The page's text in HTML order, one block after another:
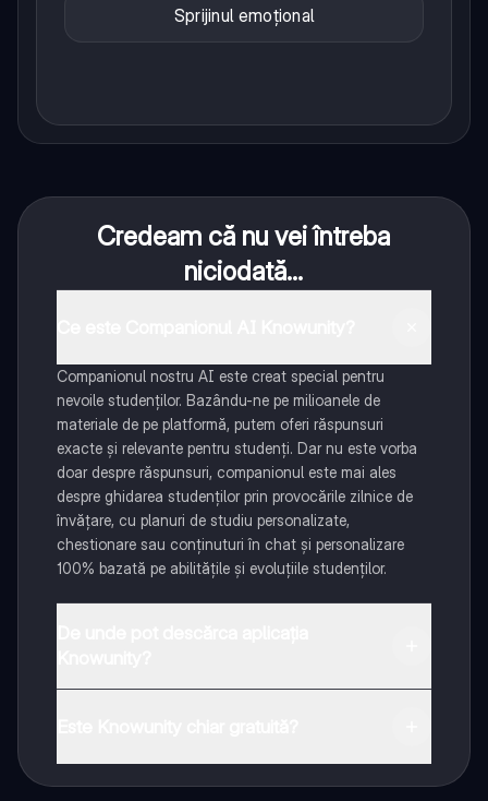
Sprijinul emoțional
Credeam că nu vei întreba
niciodată...
Companionul nostru AI este creat special pentru
nevoile studenților. Bazându-ne pe milioanele de
materiale de pe platformă, putem oferi răspunsuri
exacte și relevante pentru studenți. Dar nu este vorba
doar despre răspunsuri, companionul este mai ales
despre ghidarea studenților prin provocările zilnice de
învățare, cu planuri de studiu personalizate,
chestionare sau conținuturi în chat și personalizare
100% bazată pe abilitățile și evoluțiile studenților.